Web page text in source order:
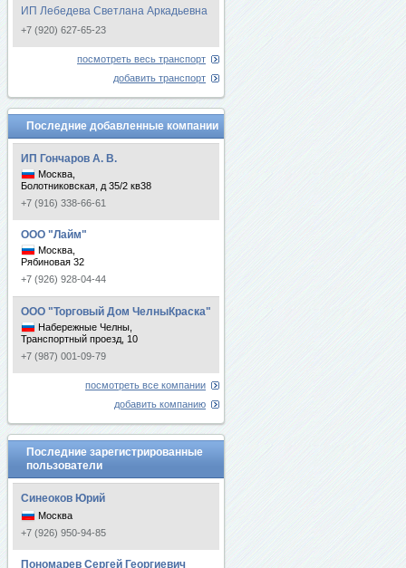
ИП Лебедева Светлана Аркадьевна
+7 (920) 627-65-23
посмотреть весь транспорт
добавить транспорт
Последние добавленные компании
ИП Гончаров А. В.
Москва,
Болотниковская, д 35/2 кв38
+7 (916) 338-66-61
ООО "Лайм"
Москва,
Рябиновая 32
+7 (926) 928-04-44
ООО "Торговый Дом ЧелныКраска"
Набережные Челны,
Транспортный проезд, 10
+7 (987) 001-09-79
посмотреть все компании
добавить компанию
Последние зарегистрированные
пользователи
Синеоков Юрий
Москва
+7 (926) 950-94-85
Пономарев Сергей Георгиевич